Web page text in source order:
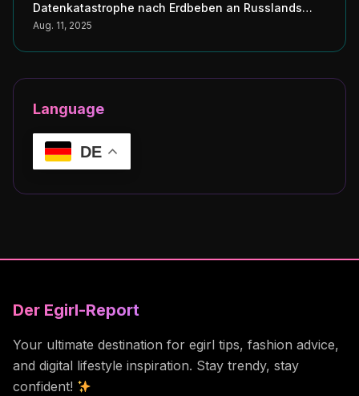
Datenkatastrophe nach Erdbeben an Russlands
Küste erschüttert Japans digitale Seele
Aug. 11, 2025
Language
DE
Der Egirl-Report
Your ultimate destination for egirl tips, fashion advice,
and digital lifestyle inspiration. Stay trendy, stay
confident!